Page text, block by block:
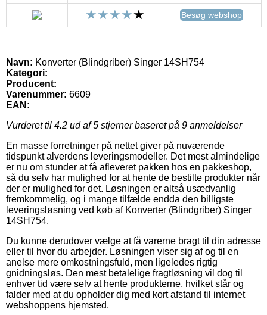
Besøg webshop
Navn: Konverter (Blindgriber) Singer 14SH754
Kategori:
Producent:
Varenummer: 6609
EAN:
Vurderet til 4.2 ud af 5 stjerner baseret på 9 anmeldelser
En masse forretninger på nettet giver på nuværende
tidspunkt alverdens leveringsmodeller. Det mest almindelige
er nu om stunder at få afleveret pakken hos en pakkeshop,
så du selv har mulighed for at hente de bestilte produkter når
der er mulighed for det. Løsningen er altså usædvanlig
fremkommelig, og i mange tilfælde endda den billigste
leveringsløsning ved køb af Konverter (Blindgriber) Singer
14SH754.
Du kunne derudover vælge at få varerne bragt til din adresse
eller til hvor du arbejder. Løsningen viser sig af og til en
anelse mere omkostningsfuld, men ligeledes rigtig
gnidningsløs. Den mest betalelige fragtløsning vil dog til
enhver tid være selv at hente produkterne, hvilket står og
falder med at du opholder dig med kort afstand til internet
webshoppens hjemsted.